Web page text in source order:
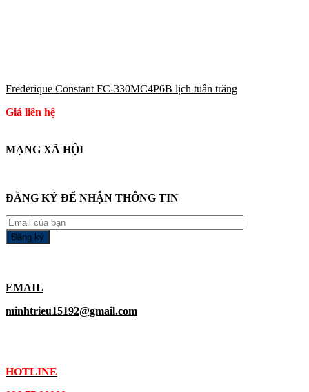
Frederique Constant FC-330MC4P6B lịch tuần trăng
Giá liên hệ
MẠNG XÃ HỘI
ĐĂNG KÝ ĐỂ NHẬN THÔNG TIN
EMAIL
minhtrieu15192@gmail.com
HOTLINE